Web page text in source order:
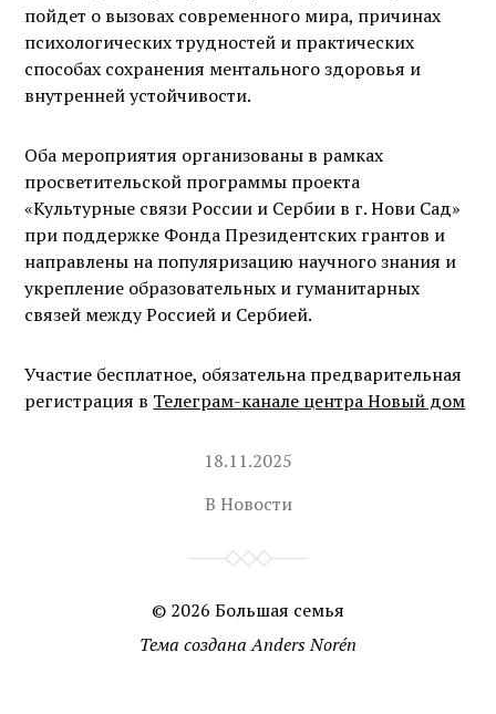
пойдет о вызовах современного мира, причинах
психологических трудностей и практических
способах сохранения ментального здоровья и
внутренней устойчивости.
Оба мероприятия организованы в рамках
просветительской программы проекта
«Культурные связи России и Сербии в г. Нови Сад»
при поддержке Фонда Президентских грантов и
направлены на популяризацию научного знания и
укрепление образовательных и гуманитарных
связей между Россией и Сербией.
Участие бесплатное, обязательна предварительная
регистрация в Телеграм-канале центра Новый дом
18.11.2025
В Новости
© 2026 Большая семья
Тема созданаAnders Norén